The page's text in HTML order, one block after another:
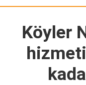
Köyler